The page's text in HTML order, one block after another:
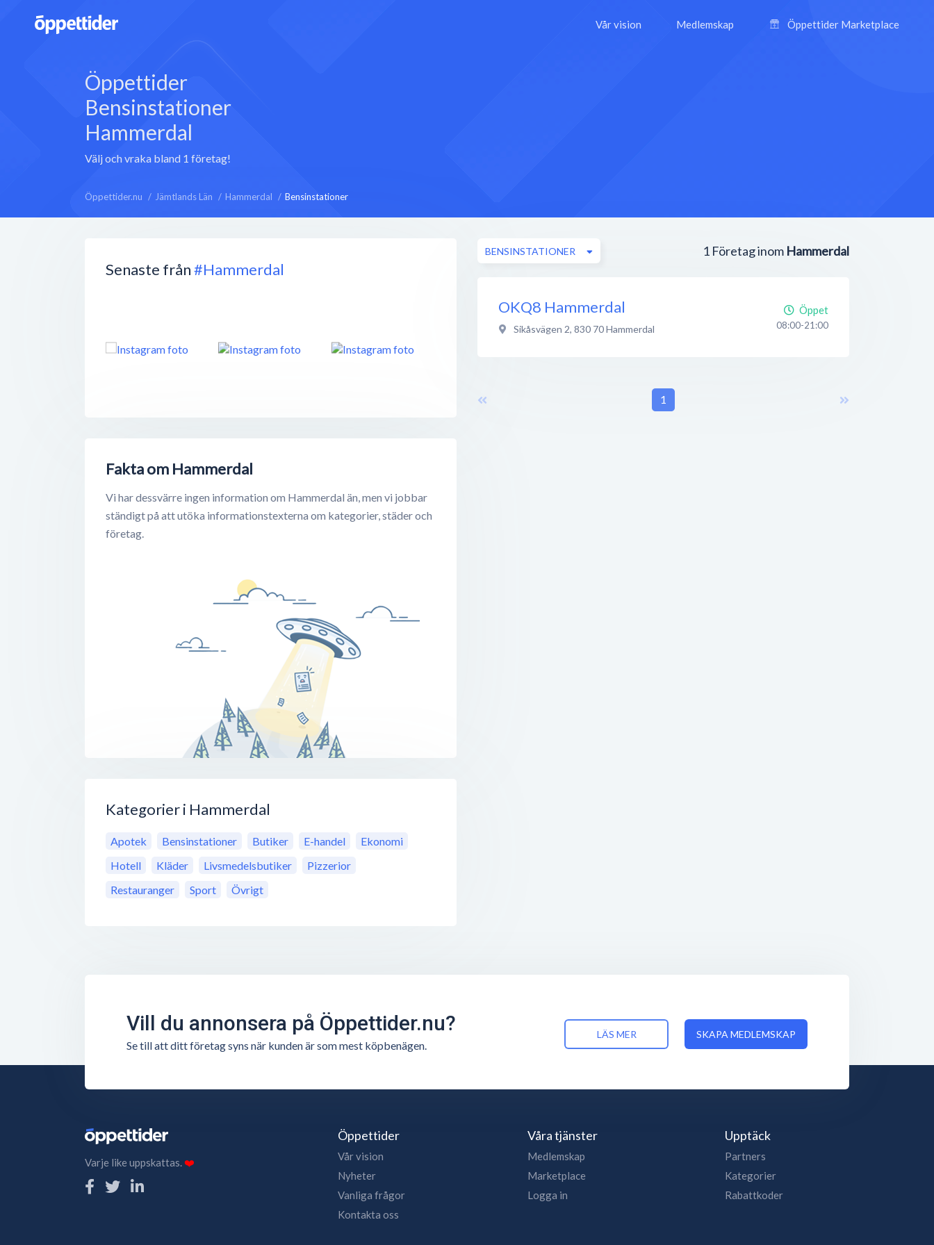
Vår vision Medlemskap Öppettider Marketplace
Öppettider
Bensinstationer
Hammerdal
Välj och vraka bland 1 företag!
Öppettider.nu Jämtlands Län Hammerdal Bensinstationer
Senaste från#Hammerdal
Fakta om Hammerdal
Vi har dessvärre ingen information om Hammerdal än, men vi jobbar
ständigt på att utöka informationstexterna om kategorier, städer och
företag.
Kategorier i Hammerdal
Apotek Bensinstationer Butiker E-handel
Ekonomi
Hotell
Kläder Livsmedelsbutiker
Pizzerior
Restauranger
Sport Övrigt
1 Företag inom Hammerdal
BENSINSTATIONER
OKQ8 Hammerdal
Sikåsvägen 2, 830 70Hammerdal
Öppet
08:00-21:00
1
Vill du annonsera på Öppettider.nu?
Se till att ditt företag syns när kunden är som mest köpbenägen.
LÄS MER SKAPA MEDLEMSKAP
Varje like uppskattas.❤️
Öppettider
Vår vision
Nyheter
Vanliga frågor
Kontakta oss
Våra tjänster
Medlemskap
Marketplace
Logga in
Upptäck
Partners
Kategorier
Rabattkoder